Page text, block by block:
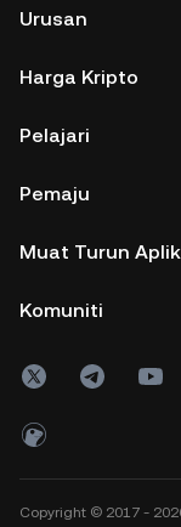
Urusan
Harga Kripto
Pelajari
Pemaju
Muat Turun
Komuniti
Copyright © 2017 -